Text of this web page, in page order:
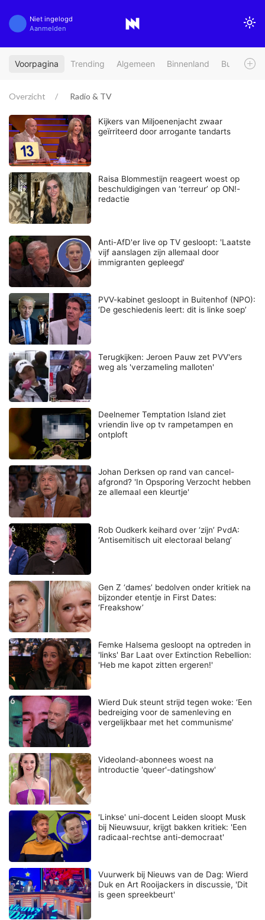
Niet ingelogd
Aanmelden
Voorpagina Trending Algemeen Binnenland Buitenland
Overzicht Radio & TV
Kijkers van Miljoenenjacht zwaar
geïrriteerd door arrogante tandarts
Raisa Blommestijn reageert woest op
beschuldigingen van ‘terreur’ op ON!-
redactie
Anti-AfD'er live op TV gesloopt: 'Laatste
vijf aanslagen zijn allemaal door
immigranten gepleegd'
PVV-kabinet gesloopt in Buitenhof (NPO):
‘De geschiedenis leert: dit is linke soep’
Terugkijken: Jeroen Pauw zet PVV'ers
weg als 'verzameling malloten'
Deelnemer Temptation Island ziet
vriendin live op tv rampetampen en
ontploft
Johan Derksen op rand van cancel-
afgrond? 'In Opsporing Verzocht hebben
ze allemaal een kleurtje'
Rob Oudkerk keihard over ‘zijn’ PvdA:
‘Antisemitisch uit electoraal belang’
Gen Z ‘dames’ bedolven onder kritiek na
bijzonder etentje in First Dates:
‘Freakshow’
Femke Halsema gesloopt na optreden in
'links' Bar Laat over Extinction Rebellion:
'Heb me kapot zitten ergeren!'
Wierd Duk steunt strijd tegen woke: ‘Een
bedreiging voor de samenleving en
vergelijkbaar met het communisme’
Videoland-abonnees woest na
introductie 'queer'-datingshow'
'Linkse' uni-docent Leiden sloopt Musk
bij Nieuwsuur, krijgt bakken kritiek: 'Een
radicaal-rechtse anti-democraat'
Vuurwerk bij Nieuws van de Dag: Wierd
Duk en Art Rooijackers in discussie, 'Dit
is geen spreekbeurt'